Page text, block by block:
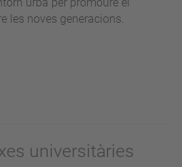
les noves generacions.
universitàries